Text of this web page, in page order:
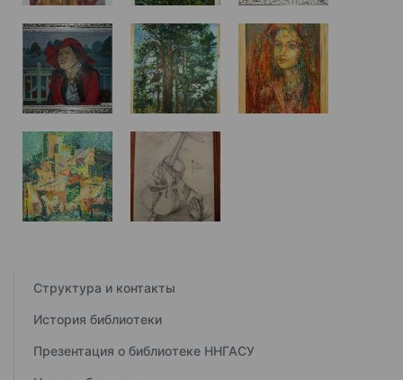
Структура и контакты
История библиотеки
Презентация о библиотеке ННГАСУ